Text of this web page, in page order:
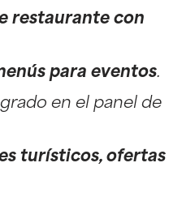
restaurante con
para eventos.
en el panel de
turísticos, ofertas